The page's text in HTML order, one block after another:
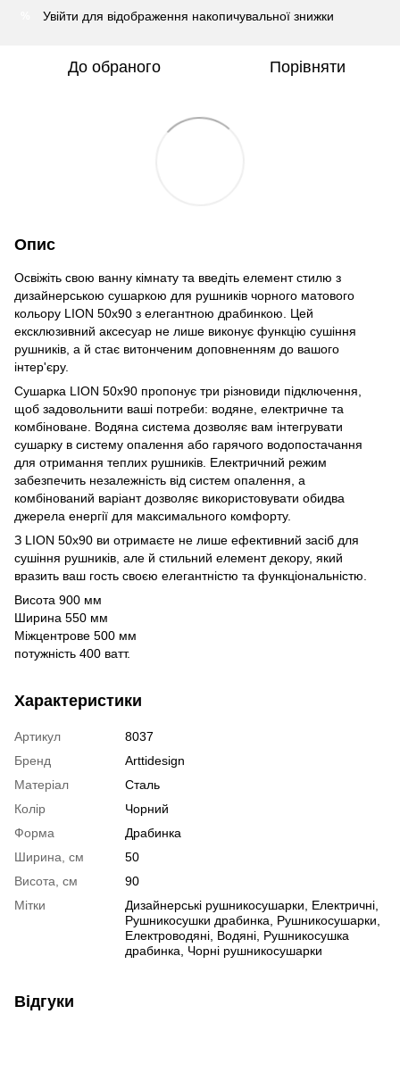
Увійти для відображення накопичувальної знижки
До обраного Порівняти
Опис
Освіжіть свою ванну кімнату та введіть елемент стилю з
дизайнерською сушаркою для рушників чорного матового
кольору LION 50х90 з елегантною драбинкою. Цей
ексклюзивний аксесуар не лише виконує функцію сушіння
рушників, а й стає витонченим доповненням до вашого
інтер'єру.
Сушарка LION 50х90 пропонує три різновиди підключення,
щоб задовольнити ваші потреби: водяне, електричне та
комбіноване. Водяна система дозволяє вам інтегрувати
сушарку в систему опалення або гарячого водопостачання
для отримання теплих рушників. Електричний режим
забезпечить незалежність від систем опалення, а
комбінований варіант дозволяє використовувати обидва
джерела енергії для максимального комфорту.
З LION 50х90 ви отримаєте не лише ефективний засіб для
сушіння рушників, але й стильний елемент декору, який
вразить ваш гость своєю елегантністю та функціональністю.
Висота 900 мм
Ширина 550 мм
Міжцентрове 500 мм
потужність 400 ватт.
Характеристики
Артикул
8037
Бренд
Arttidesign
Матеріал
Сталь
Колір
Чорний
Форма
Драбинка
Ширина, см
50
Висота, см
90
Мітки
Дизайнерські рушникосушарки Електричні
Рушникосушки драбинка
Рушникосушарки
Електроводяні Водяні Рушникосушка
драбинка
Чорні рушникосушарки
Відгуки